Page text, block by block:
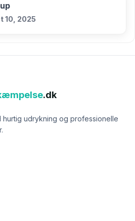
10, 2025
.dk
udrykning og professionelle